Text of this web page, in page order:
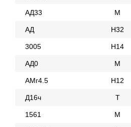
АД33 М
АД Н32
3005 Н14
АД0 М
АМг4.5 Н12
Д16ч Т
1561 М